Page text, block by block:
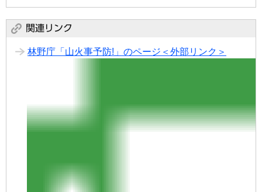
林野庁「山火事予防!」のページ＜外部リンク＞